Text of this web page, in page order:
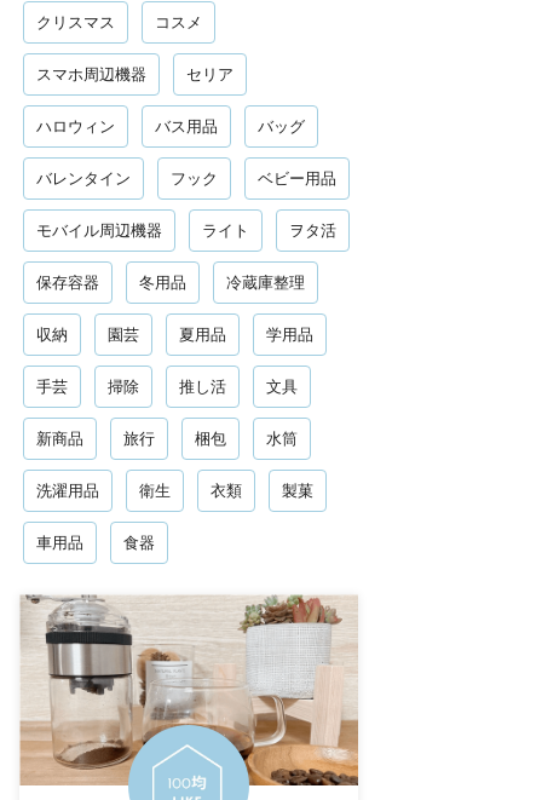
クリスマス コスメ
スマホ周辺機器 セリア
ハロウィン バス用品 バッグ
バレンタイン フック ベビー用品
モバイル周辺機器 ライト ヲタ活
保存容器 冬用品 冷蔵庫整理
収納 園芸 夏用品 学用品
手芸 掃除 推し活 文具
新商品 旅行 梱包 水筒
洗濯用品 衛生 衣類 製菓
車用品 食器